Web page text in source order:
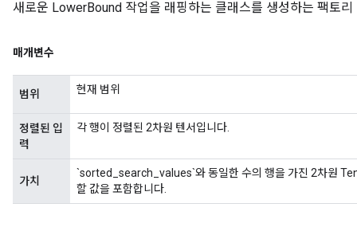
새로운 LowerBound 작업을 래핑하는 클래스를 생성하는 팩토리
매개변수
범위 현재 범위
정렬된 입
력
각 행이 정렬된 2차원 텐서입니다.
가치
`sorted_search_values`와 동일한 수의 행을 가진 2차원
할 값을 포함합니다.